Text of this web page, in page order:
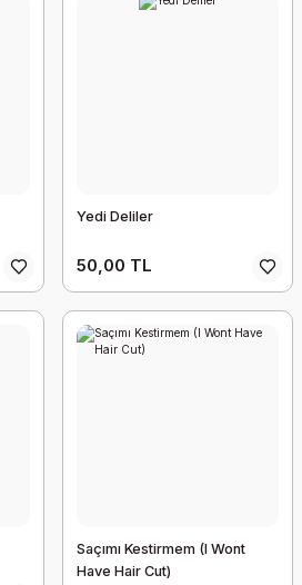
Yedi Deliler
50,00 TL
Saçımı Kestirmem (I Wont
Have Hair Cut)